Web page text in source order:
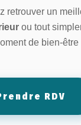
retrouver un
ou tout
de bien-être
RDV